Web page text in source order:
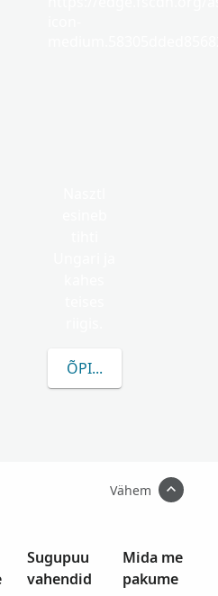
ÕPI ROHKEM NASZTL
Vähem
Sugupuu
vahendid
Mida me
pakume